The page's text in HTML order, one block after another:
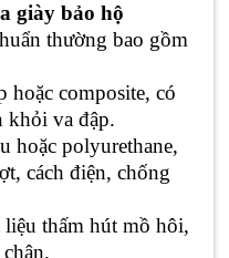
giày bảo hộ
thường bao gồm
hoặc composite, có
khỏi va đập.
hoặc polyurethane,
cách điện, chống
liệu thấm hút mồ hôi,